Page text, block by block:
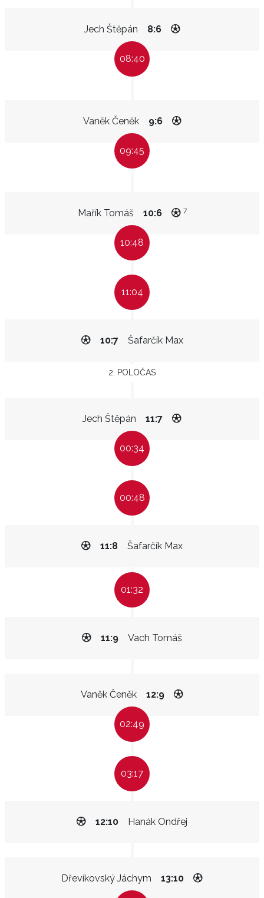
Jech Štěpán 8:6
08:40
Vaněk Čeněk 9:6
09:45
Mařík Tomáš 10:6 7
10:48
11:04
Šafarčík Max
10:7
2. POLOČAS
Jech Štěpán 11:7
00:34
00:48
Šafarčík Max
11:8
01:32
Vach Tomáš
11:9
Vaněk Čeněk 12:9
02:49
03:17
Hanák Ondřej
12:10
Dřevíkovský Jáchym 13:10